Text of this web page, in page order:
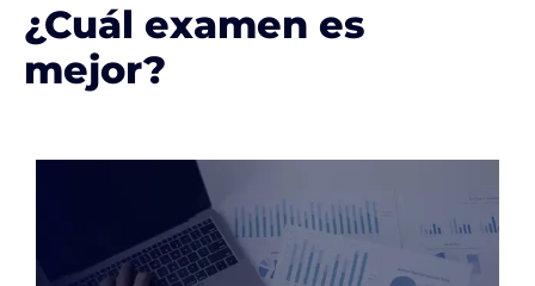
¿Cuál examen es
mejor?